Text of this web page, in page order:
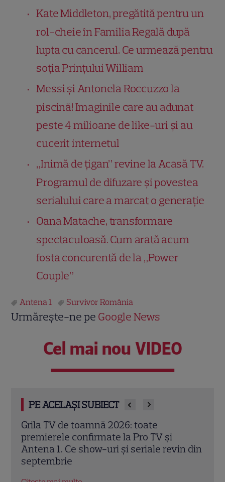
Kate Middleton, pregătită pentru un
rol-cheie în Familia Regală după
lupta cu cancerul. Ce urmează pentru
soția Prințului William
Messi și Antonela Roccuzzo la
piscină! Imaginile care au adunat
peste 4 milioane de like-uri și au
cucerit internetul
„Inimă de țigan” revine la Acasă TV.
Programul de difuzare și povestea
serialului care a marcat o generație
Oana Matache, transformare
spectaculoasă. Cum arată acum
fosta concurentă de la „Power
Couple”
Antena 1 Survivor România
Urmărește-ne pe Google News
Cel mai nou VIDEO
PE ACELAȘI SUBIECT
Trei cupluri revin la „Insula Iubirii –
Reuniuni”. Ce se întâmplă când se
întâlnesc din nou cu Radu Vâlcan